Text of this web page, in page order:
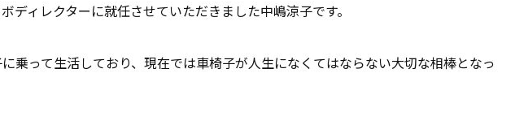
ディレクターに就任させていただきました中嶋涼子です。
乗って生活しており、現在では車椅子が人生になくてはならない大切な相棒となっ